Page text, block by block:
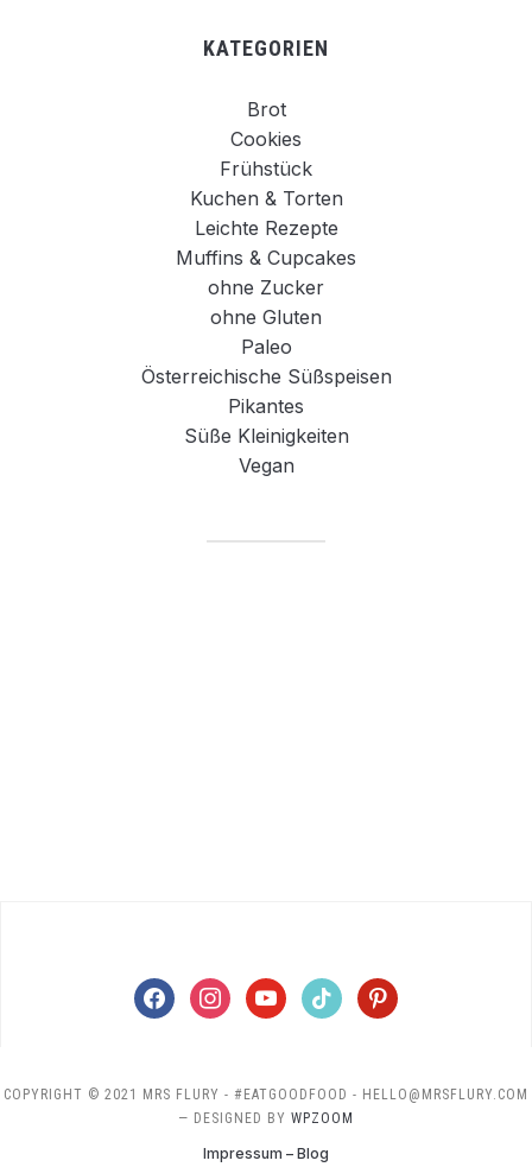
KATEGORIEN
Brot
Cookies
Frühstück
Kuchen & Torten
Leichte Rezepte
Muffins & Cupcakes
ohne Zucker
ohne Gluten
Paleo
Österreichische Süßspeisen
Pikantes
Süße Kleinigkeiten
Vegan
facebookinstagramyoutubetiktok pinterest
COPYRIGHT © 2021 MRS FLURY - #EATGOODFOOD - HELLO@MRSFLURY.COM
— DESIGNED BY WPZOOM
Impressum – Blog